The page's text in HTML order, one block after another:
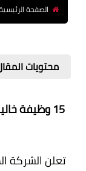
الصفحة
محتويات
15 وظيفة
تعلن الشركة